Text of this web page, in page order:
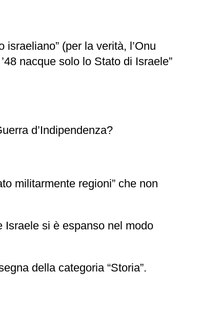
(per la verità, l’Onu
nacque solo lo Stato di Israele”
d’Indipendenza?
militarmente regioni” che non
Israele si è espanso nel modo
della categoria “Storia”.